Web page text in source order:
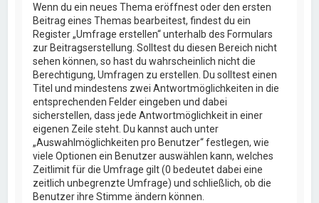
Wenn du ein neues Thema eröffnest oder den ersten
Beitrag eines Themas bearbeitest, findest du ein
Register „Umfrage erstellen“ unterhalb des Formulars
zur Beitragserstellung. Solltest du diesen Bereich nicht
sehen können, so hast du wahrscheinlich nicht die
Berechtigung, Umfragen zu erstellen. Du solltest einen
Titel und mindestens zwei Antwortmöglichkeiten in die
entsprechenden Felder eingeben und dabei
sicherstellen, dass jede Antwortmöglichkeit in einer
eigenen Zeile steht. Du kannst auch unter
„Auswahlmöglichkeiten pro Benutzer“ festlegen, wie
viele Optionen ein Benutzer auswählen kann, welches
Zeitlimit für die Umfrage gilt (0 bedeutet dabei eine
zeitlich unbegrenzte Umfrage) und schließlich, ob die
Benutzer ihre Stimme ändern können.